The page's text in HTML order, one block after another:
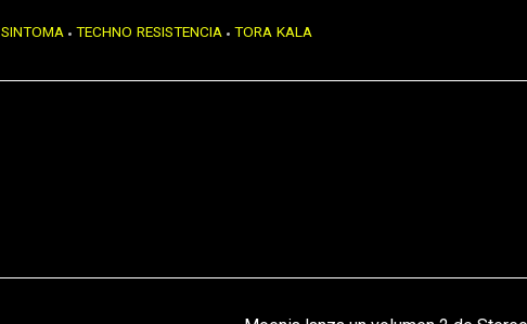
SINTOMA TECHNO RESISTENCIA TORA KALA